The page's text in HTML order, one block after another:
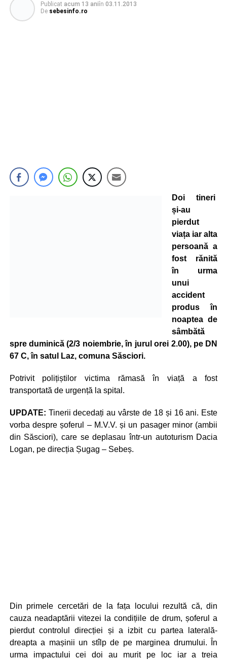
Publicat acum 13 aniîn 03.11.2013
De sebesinfo.ro
Doi tineri
și-au
pierdut
viața iar alta
persoană a
fost rănită
în urma
unui
accident
produs în
noaptea de
sâmbătă
spre duminică (2/3 noiembrie, în jurul orei 2.00), pe DN
67 C, în satul Laz, comuna Săsciori.
Potrivit polițiștilor victima rămasă în viață a fost
transportată de urgență la spital.
UPDATE: Tinerii decedați au vârste de 18 și 16 ani. Este
vorba despre șoferul – M.V.V. și un pasager minor (ambii
din Săsciori), care se deplasau într-un autoturism Dacia
Logan, pe direcția Șugag – Sebeș.
Din primele cercetări de la fața locului rezultă că, din
cauza neadaptării vitezei la condițiile de drum, șoferul a
pierdut controlul direcției și a izbit cu partea laterală-
dreapta a mașinii un stîlp de pe marginea drumului. În
urma impactului cei doi au murit pe loc iar a treia